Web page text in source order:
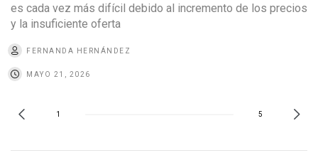
es cada vez más difícil debido al incremento de los precios
y la insuficiente oferta
FERNANDA HERNÁNDEZ
MAYO 21, 2026
1 5